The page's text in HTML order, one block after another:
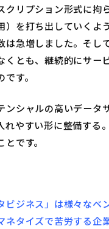
クリプション形式に拘
）を打ち出していくよ
は急増しました。そし
くとも、継続的にサー
す。
ンシャルの高いデータ
れやすい形に整備する
です。
ビジネス」は様々なベ
ネタイズで苦労する企